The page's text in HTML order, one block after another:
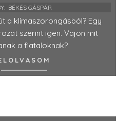
BÉKÉS GÁSPÁR
a klímaszorongásból? Egy
szerint igen. Vajon mit
a fiataloknak?